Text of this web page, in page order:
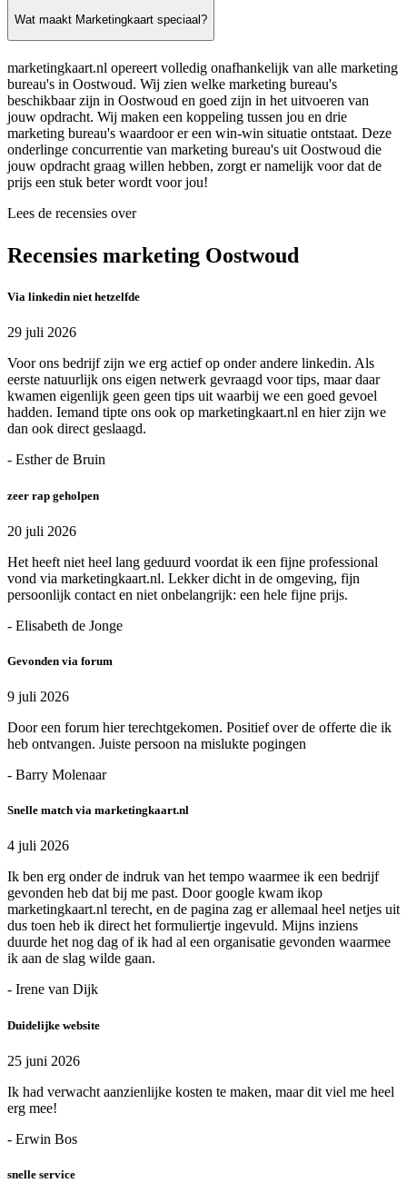
Wat maakt Marketingkaart speciaal?
marketingkaart.nl opereert volledig onafhankelijk van alle marketing
bureau's in Oostwoud. Wij zien welke marketing bureau's
beschikbaar zijn in Oostwoud en goed zijn in het uitvoeren van
jouw opdracht. Wij maken een koppeling tussen jou en drie
marketing bureau's waardoor er een win-win situatie ontstaat. Deze
onderlinge concurrentie van marketing bureau's uit Oostwoud die
jouw opdracht graag willen hebben, zorgt er namelijk voor dat de
prijs een stuk beter wordt voor jou!
Lees de recensies over
Recensies marketing Oostwoud
Via linkedin niet hetzelfde
29 juli 2026
Voor ons bedrijf zijn we erg actief op onder andere linkedin. Als
eerste natuurlijk ons eigen netwerk gevraagd voor tips, maar daar
kwamen eigenlijk geen geen tips uit waarbij we een goed gevoel
hadden. Iemand tipte ons ook op marketingkaart.nl en hier zijn we
dan ook direct geslaagd.
- Esther de Bruin
zeer rap geholpen
20 juli 2026
Het heeft niet heel lang geduurd voordat ik een fijne professional
vond via marketingkaart.nl. Lekker dicht in de omgeving, fijn
persoonlijk contact en niet onbelangrijk: een hele fijne prijs.
- Elisabeth de Jonge
Gevonden via forum
9 juli 2026
Door een forum hier terechtgekomen. Positief over de offerte die ik
heb ontvangen. Juiste persoon na mislukte pogingen
- Barry Molenaar
Snelle match via marketingkaart.nl
4 juli 2026
Ik ben erg onder de indruk van het tempo waarmee ik een bedrijf
gevonden heb dat bij me past. Door google kwam ikop
marketingkaart.nl terecht, en de pagina zag er allemaal heel netjes uit
dus toen heb ik direct het formuliertje ingevuld. Mijns inziens
duurde het nog dag of ik had al een organisatie gevonden waarmee
ik aan de slag wilde gaan.
- Irene van Dijk
Duidelijke website
25 juni 2026
Ik had verwacht aanzienlijke kosten te maken, maar dit viel me heel
erg mee!
- Erwin Bos
snelle service